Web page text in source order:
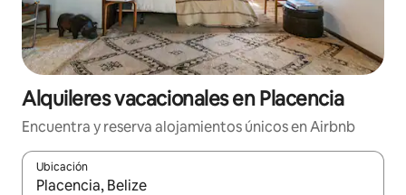
Alquileres vacacionales en Placencia
Encuentra y reserva alojamientos únicos en Airbnb
Ubicación
Cuando los resultados estén disponibles, navega con las